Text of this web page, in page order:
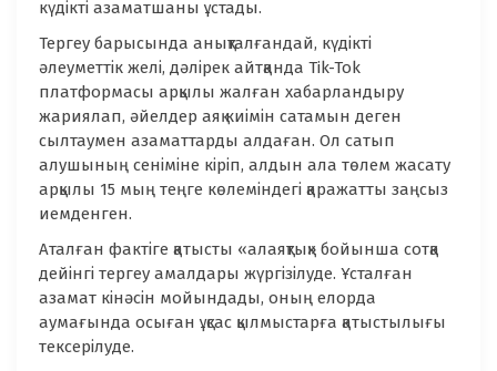
күдікті азаматшаны ұстады.
Тергеу барысында анықталғандай, күдікті
әлеуметтік желі, дәлірек айтқанда Tik-Tok
платформасы арқылы жалған хабарландыру
жариялап, әйелдер аяқ киімін сатамын деген
сылтаумен азаматтарды алдаған. Ол сатып
алушының сеніміне кіріп, алдын ала төлем жасату
арқылы 15 мың теңге көлеміндегі қаражатты заңсыз
иемденген.
Аталған фактіге қатысты «алаяқтық» бойынша сотқа
дейінгі тергеу амалдары жүргізілуде. Ұсталған
азамат кінәсін мойындады, оның елорда
аумағында осыған ұқсас қылмыстарға қатыстылығы
тексерілуде.